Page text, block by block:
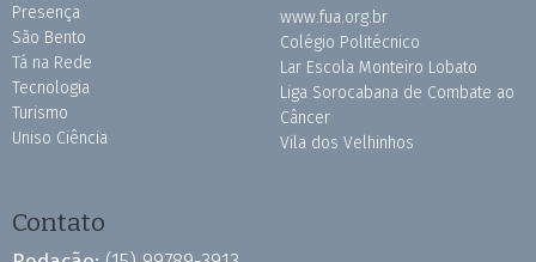
Presença
São Bento
Tá na Rede
Tecnologia
Turismo
Uniso Ciência
www.fua.org.br
Colégio Politécnico
Lar Escola Monteiro Lobato
Liga Sorocabana de Combate ao
Câncer
Vila dos Velhinhos
Contato